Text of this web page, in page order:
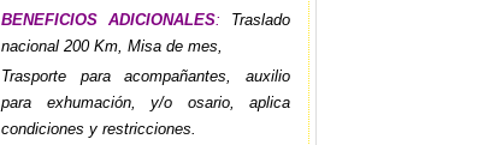
BENEFICIOS ADICIONALES: Traslado
nacional 200 Km, Misa de mes,
Trasporte para acompañantes, auxilio
para exhumación, y/o osario, aplica
condiciones y restricciones.